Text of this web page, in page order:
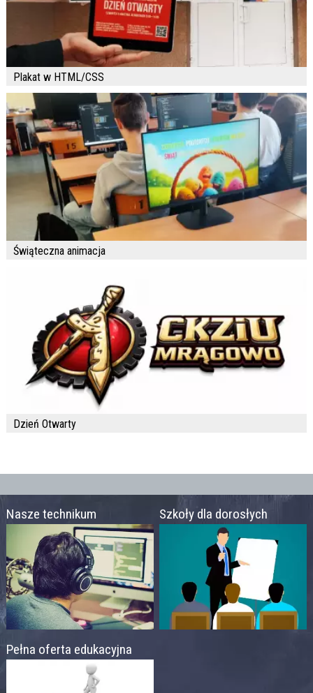
Plakat w HTML/CSS
Świąteczna animacja
Dzień Otwarty
Nasze technikum Szkoły dla dorosłych
Pełna oferta edukacyjna